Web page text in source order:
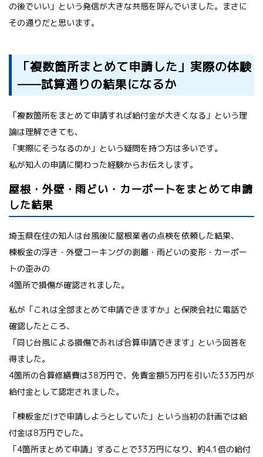
の後でいい」という発信が大きな共感を呼んでいました。まさに
その通りだと思います。
「複数箇所まとめて申請した」実際の体験
——試算通りの結果になるか
「複数箇所をまとめて申請すれば給付金が大きくなる」という理
論は理解できても、
「実際にそうなるのか」という疑問を持つ方は多いです。
私が知人の申請に関わった経験からお伝えします。
屋根・外壁・雨どい・カーポートをまとめて申請
した結果
埼玉県在住の知人は台風後に屋根業者の点検を依頼した結果、
棟板金の浮き・外壁コーキングの剥離・雨どいの変形・カーポー
トの歪みの
4箇所で損傷が確認されました。
私が「これは全部まとめて申請できますか」と保険会社に電話で
確認したところ、
「同じ台風による損傷であれば合算申請できます」という回答を
得ました。
4箇所の合算修繕費は38万円で、免責金額5万円を引いた33万円が
給付金として認定されました。
「棟板金だけで申請しようとしていた」という当初の計画では給
付金は8万円でした。
「4箇所まとめて申請」することで33万円になり、約4.1倍の給付